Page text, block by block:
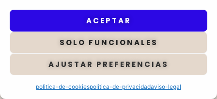
ACEPTAR
SOLO FUNCIONALES
AJUSTAR PREFERENCIAS
politica-de-cookiespolitica-de-privacidadaviso-legal
√Cómo saber que estás embarazada
antes de hacerte ningún test
una señal que aparece días antes de
que cualquier prueba de orina
detecte nada. Yo lo supe así con mi